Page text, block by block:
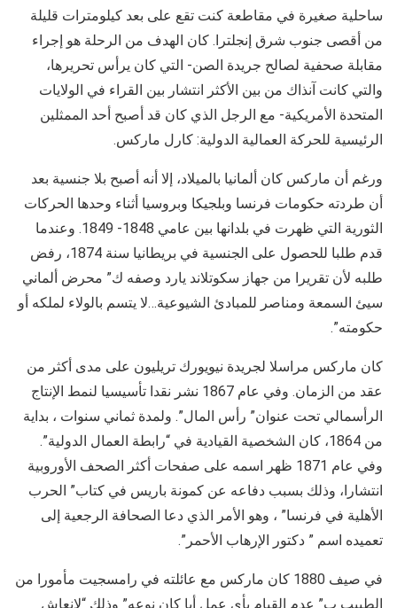
ساحلية صغيرة في مقاطعة كنت تقع على بعد كيلومترات قليلة
من أقصى جنوب شرق إنجلترا. كان الهدف من الرحلة هو إجراء
مقابلة صحفية لصالح جريدة الصن- التي كان يرأس تحريرها،
والتي كانت آنذاك من بين الأكثر انتشار بين القراء في الولايات
المتحدة الأمريكية- مع الرجل الذي كان قد أصبح أحد الممثلين
الرئيسية للحركة العمالية الدولية: كارل ماركس.
ورغم أن ماركس كان ألمانيا بالميلاد، إلا أنه أصبح بلا جنسية بعد
أن طردته حكومات فرنسا وبلجيكا وبروسيا أثناء وحدها الحركات
الثورية التي ظهرت في بلدانها بين عامي 1848- 1849. وعندما
قدم طلبا للحصول على الجنسية في بريطانيا سنة 1874، رفض
طلبه لأن تقريرا من جهاز سكوتلاند يارد وصفه ك” محرض ألماني
سيئ السمعة ومناصر للمبادئ الشيوعية…لا يتسم بالولاء لملكه أو
حكومته”.
كان ماركس مراسلا لجريدة نيويورك تريليون على مدى أكثر من
عقد من الزمان. وفي عام 1867 نشر نقدا تأسيسيا لنمط الإنتاج
الرأسمالي تحت عنوان” رأس المال”. ولمدة ثماني سنوات ، بداية
من 1864، كان الشخصية القيادية في “رابطة العمال الدولية”.
وفي عام 1871 ظهر اسمه على صفحات أكثر الصحف الأوروبية
انتشارا، وذلك بسبب دفاعه عن كمونة باريس في كتاب” الحرب
الأهلية في فرنسا” ، وهو الأمر الذي دعا الصحافة الرجعية إلى
تعميده اسم ” دكتور الإرهاب الأحمر”.
في صيف 1880 كان ماركس مع عائلته في رامسجيت مأمورا من
الطبيب ب” عدم القيام بأي عمل أيا كان نوعه” وذلك “لإنعاش